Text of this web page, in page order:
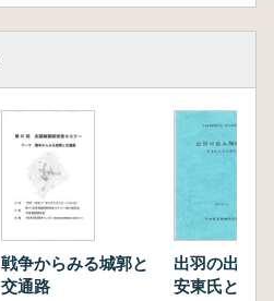
戦争からみる城郭と
交通路
出羽の出土
安東氏とそ